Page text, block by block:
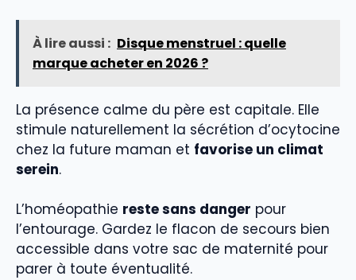
À lire aussi : Disque menstruel : quelle
marque acheter en 2026 ?
La présence calme du père est capitale. Elle
stimule naturellement la sécrétion d’ocytocine
chez la future maman et favorise un climat
serein.
L’homéopathie reste sans danger pour
l’entourage. Gardez le flacon de secours bien
accessible dans votre sac de maternité pour
parer à toute éventualité.